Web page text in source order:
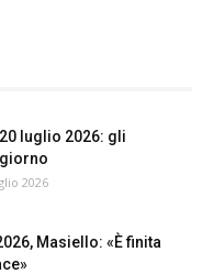
luglio 2026: gli
2026
Masiello: «È finita